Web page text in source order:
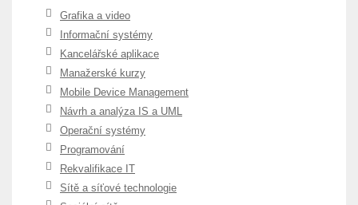
Grafika a video
Informační systémy
Kancelářské aplikace
Manažerské kurzy
Mobile Device Management
Návrh a analýza IS a UML
Operační systémy
Programování
Rekvalifikace IT
Sítě a síťové technologie